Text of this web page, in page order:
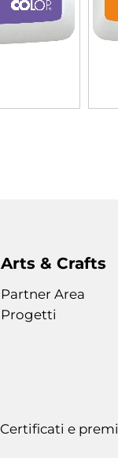
Arts & Crafts
Partner Area
Progetti
Certificati e premi